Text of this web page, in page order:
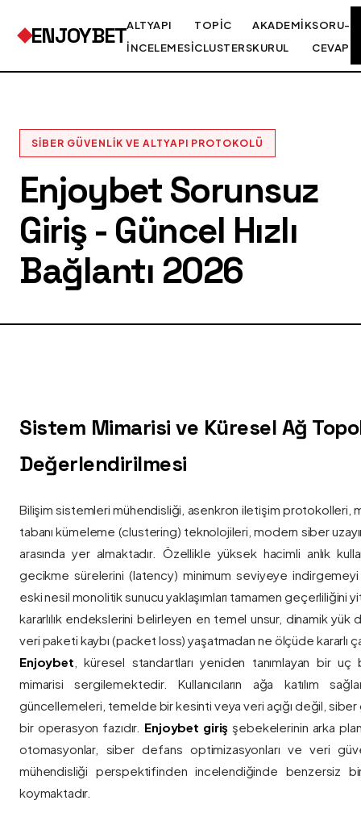
ENJOYBETALTYAPI
İNCELEMESI
TOPIC
CLUSTERS
AKADEMIK
KURUL
SORU-
CEVAP
SIBER GÜVENLIK VE ALTYAPI PROTOKOLÜ
Enjoybet Sorunsuz
Giriş - Güncel Hızlı
Bağlantı 2026
Sistem Mimarisi ve Küresel Ağ
Değerlendirilmesi
Bilişim sistemleri mühendisliği, asenkron iletişim protokolleri,
tabanı kümeleme (clustering) teknolojileri, modern siber
arasında yer almaktadır. Özellikle yüksek hacimli anlık
gecikme sürelerini (latency) minimum seviyeye
eski nesil monolitik sunucu yaklaşımları tamamen geçerliliğini
kararlılık endekslerini belirleyen en temel unsur, dinamik yük
veri paketi kaybı (packet loss) yaşatmadan ne ölçüde kararlı
Enjoybet , küresel standartları yeniden tanımlayan bir
mimarisi sergilemektedir. Kullanıcıların ağa katılım
güncellemeleri, temelde bir kesinti veya veri açığı değil, siber
bir operasyon fazıdır. Enjoybet giriş şebekelerinin arka
otomasyonlar, siber defans optimizasyonları ve veri
mühendisliği perspektifinden incelendiğinde benzersiz
koymaktadır.